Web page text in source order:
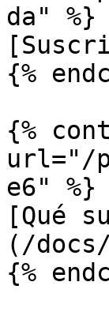
da" %}
{%
{%
url="/
e6" %}
[Qué
(/
{%